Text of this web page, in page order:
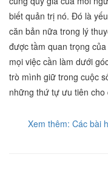
biết quản trị nó. Đó là
căn bản nữa trong lý
được tầm quan trọng
mọi việc cần làm dưới
trò mình giữ trong cuộc
những thứ tự ưu tiên cho
Xem thêm: Các bài